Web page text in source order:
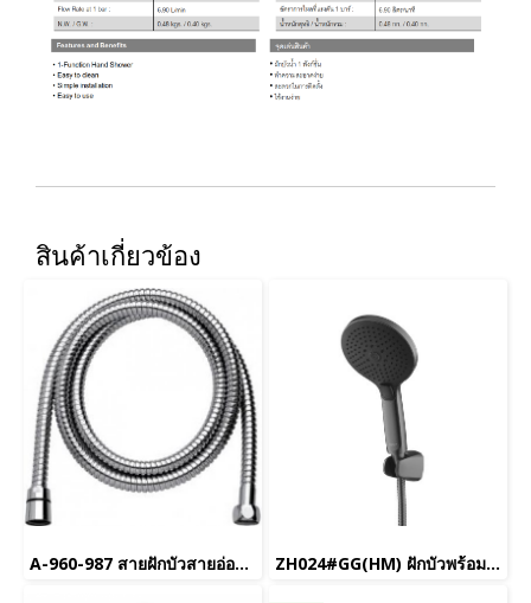
สินค้าเกี่ยวข้อง
A-960-987 สายฝักบัวสายอ่อน ยาว 1.5 เมตร ZH024#GG(HM) ฝักบัวพร้อมสาย 3 ฟังก์ชั่น (สีเทาด้าน) รุ่น SERENITY